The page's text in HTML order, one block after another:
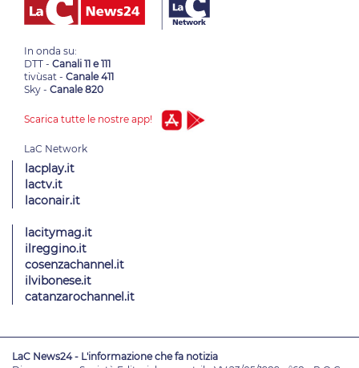
In onda su:
DTT - Canali 11 e 111
tivùsat - Canale 411
Sky - Canale 820
Scarica tutte le nostre app!
lacplay.it
lactv.it
laconair.it
lacitymag.it
ilreggino.it
cosenzachannel.it
ilvibonese.it
catanzarochannel.it
LaC News24 - L'informazione che fa notizia